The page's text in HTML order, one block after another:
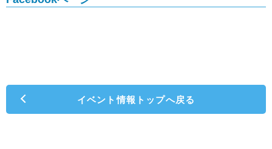
イベント情報トップへ戻る